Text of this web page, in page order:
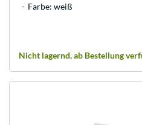
Farbe: weiß
Nicht lagernd, ab Bestellung